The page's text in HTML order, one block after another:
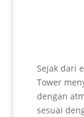
Sejak dari
Tower
dengan
sesuai